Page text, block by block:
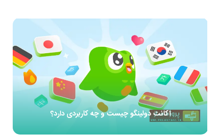
اکانت دولینگو چیست و چه کاربردی دارد؟